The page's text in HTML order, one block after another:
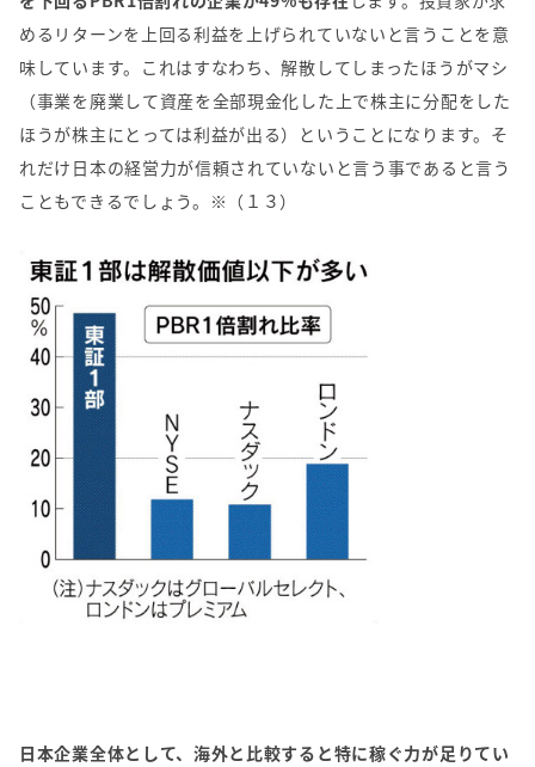
めるリターンを上回る利益を上げられていないと言うことを意
味しています。これはすなわち、解散してしまったほうがマシ
（事業を廃業して資産を全部現金化した上で株主に分配をした
ほうが株主にとっては利益が出る）ということになります。そ
れだけ日本の経営力が信頼されていないと言う事であると言う
こともできるでしょう。※（１３）
日本企業全体として、海外と比較すると特に稼ぐ力が足りてい